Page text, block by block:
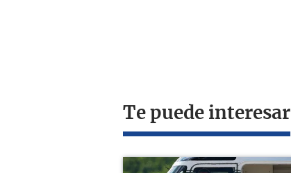
Te puede interesar